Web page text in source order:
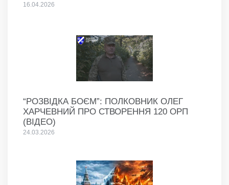
16.04.2026
“РОЗВІДКА БОЄМ”: ПОЛКОВНИК ОЛЕГ
ХАРЧЕВНИЙ ПРО СТВОРЕННЯ 120 ОРП
(ВІДЕО)
24.03.2026